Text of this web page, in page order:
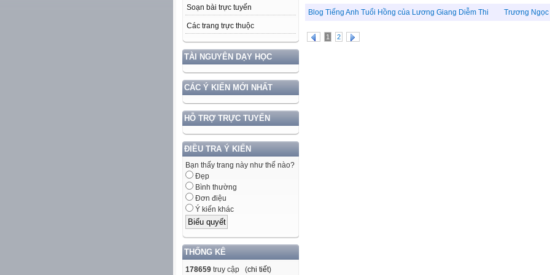
Soạn bài trực tuyến
Các trang trực thuộc
TÀI NGUYÊN DẠY HỌC
CÁC Ý KIẾN MỚI NHẤT
HỖ TRỢ TRỰC TUYẾN
ĐIỀU TRA Ý KIẾN
Bạn thấy trang này như thế nào?
Đẹp
Bình thường
Đơn điệu
Ý kiến khác
THỐNG KÊ
178659 truy cập (chi tiết)
Blog Tiếng Anh Tuổi Hồng của Lương Giang Diễm Thi
Trương Ngọc
1 2